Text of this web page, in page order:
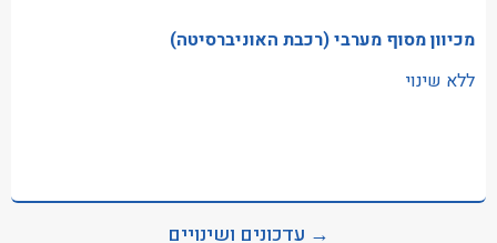
מכיוון מסוף מערבי (רכבת האוניברסיטה)
ללא שינוי
→ עדכונים ושינויים